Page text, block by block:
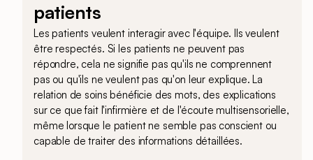
patients
Les patients veulent interagir avec l'équipe. Ils veulent
être respectés. Si les patients ne peuvent pas
répondre, cela ne signifie pas qu'ils ne comprennent
pas ou qu'ils ne veulent pas qu'on leur explique. La
relation de soins bénéficie des mots, des explications
sur ce que fait l'infirmière et de l'écoute multisensorielle,
même lorsque le patient ne semble pas conscient ou
capable de traiter des informations détaillées.